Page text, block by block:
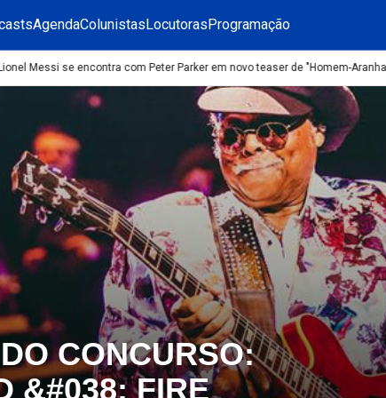
AgendaColunistasLocutorasProgramação
Messi se encontra com Peter Parker em novo teaser de "Homem-Aranha:
CONCURSO:
&#038; FIRE